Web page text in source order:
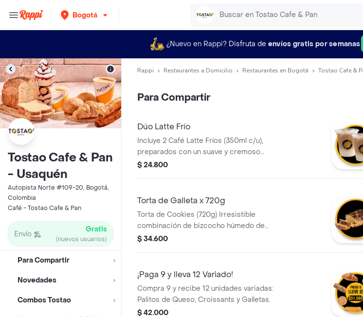
Bogotá
¿Nuevo en Rappi? Disfruta de envíos gratis por semanas
Tostao Cafe & Pan
- Usaquén
Autopista Norte #109-20, Bogotá,
Colombia
Café - Tostao Cafe & Pan
Envío Gratis
(nuevos usuarios)
Para Compartir
Novedades
Combos Tostao
Rappi Restaurantes a Domicilio Restaurantes en Bogotá Tostao Cafe &
Para Compartir
Dúo Latte Frío
Incluye 2 Café Latte Fríos (350ml c/u),
preparados con un suave y cremoso
espresso porciento colombiano, la
compartir.
$ 24.800
Torta de Galleta x 720g
Torta de Cookies (720g) Irresistible
combinación de bizcocho húmedo de
chocolate oscuro con sutiles notas de
contraste perfecto!.
$ 34.600
¡Paga 9 y lleva 12 Variado!
Compra 9 y recibe 12 unidades variadas:
Palitos de Queso, Croissants y Galletas.
$ 42.000